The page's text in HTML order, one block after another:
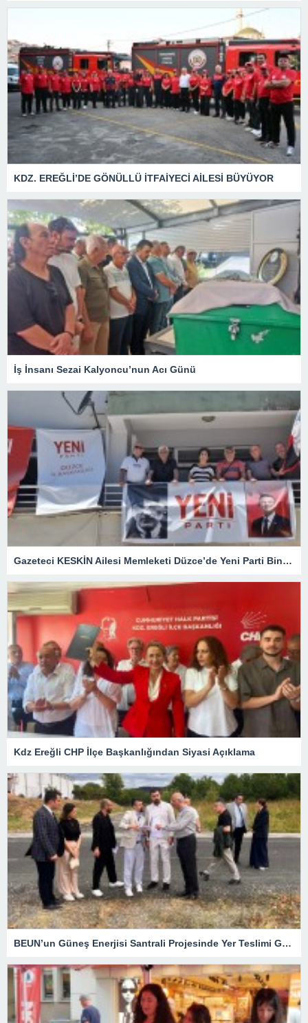
KDZ. EREĞLİ’DE GÖNÜLLÜ İTFAİYECİ AİLESİ BÜYÜYOR
İş İnsanı Sezai Kalyoncu’nun Acı Günü
Gazeteci KESKİN Ailesi Memleketi Düzce’de Yeni Parti Binasını Ziyaret Etti
Kdz Ereğli CHP İlçe Başkanlığından Siyasi Açıklama
BEUN’un Güneş Enerjisi Santrali Projesinde Yer Teslimi Gerçekleştirildi